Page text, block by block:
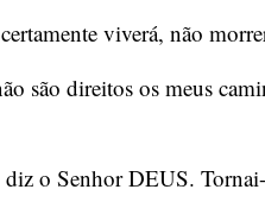
viverá, não
são direitos os meus
o Senhor DEUS.